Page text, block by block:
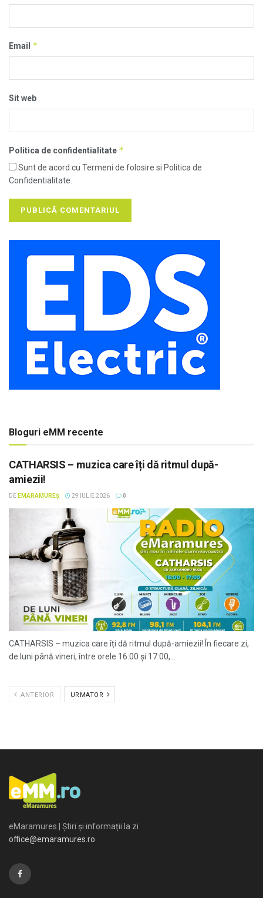
Email *
Sit web
Politica de confidentialitate *
Sunt de acord cu Termeni de folosire si Politica de
Confidentialitate.
Bloguri eMM recente
CATHARSIS – muzica care îți dă ritmul după-
amiezii!
DE EMARAMUREȘ 29 IULIE 2026 0
CATHARSIS – muzica care îți dă ritmul după-amiezii! În fiecare zi,
de luni până vineri, între orele 16:00 și 17:00,...
ANTERIOR URMATOR
eMaramures | Știri și informații la zi
office@emaramures.ro